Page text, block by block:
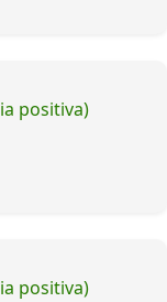
positiva)
positiva)